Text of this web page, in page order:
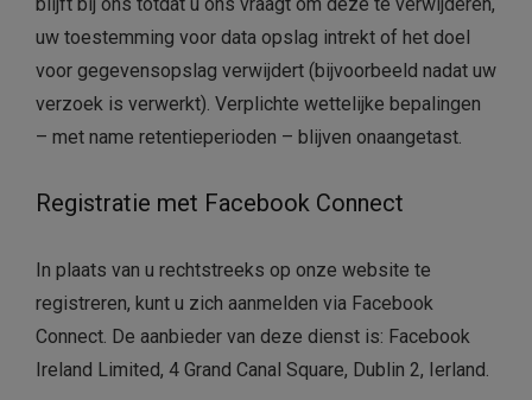
uw toestemming voor data opslag intrekt of het doel
voor gegevensopslag verwijdert (bijvoorbeeld nadat uw
verzoek is verwerkt). Verplichte wettelijke bepalingen
– met name retentieperioden – blijven onaangetast.
Registratie met Facebook Connect
In plaats van u rechtstreeks op onze website te
registreren, kunt u zich aanmelden via Facebook
Connect. De aanbieder van deze dienst is: Facebook
Ireland Limited, 4 Grand Canal Square, Dublin 2, Ierland.